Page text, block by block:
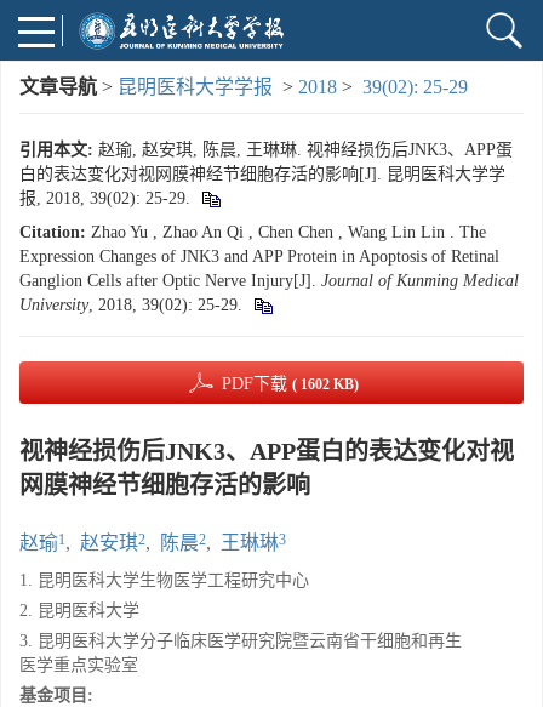
文章导航 > 昆明医科大学学报 > 2018 > 39(02): 25-29
引用本文: 赵瑜, 赵安琪, 陈晨, 王琳琳. 视神经损伤后JNK3、APP蛋
白的表达变化对视网膜神经节细胞存活的影响[J]. 昆明医科大学学
报, 2018, 39(02): 25-29.
Citation: Zhao Yu , Zhao An Qi , Chen Chen , Wang Lin Lin . The
Expression Changes of JNK3 and APP Protein in Apoptosis of Retinal
Ganglion Cells after Optic Nerve Injury[J]. Journal of Kunming Medical
University, 2018, 39(02): 25-29.
PDF下载 ( 1602 KB)
视神经损伤后JNK3、APP蛋白的表达变化对视
网膜神经节细胞存活的影响
赵瑜1, 赵安琪2, 陈晨2, 王琳琳3
1. 昆明医科大学生物医学工程研究中心
2. 昆明医科大学
3. 昆明医科大学分子临床医学研究院暨云南省干细胞和再生
医学重点实验室
基金项目: